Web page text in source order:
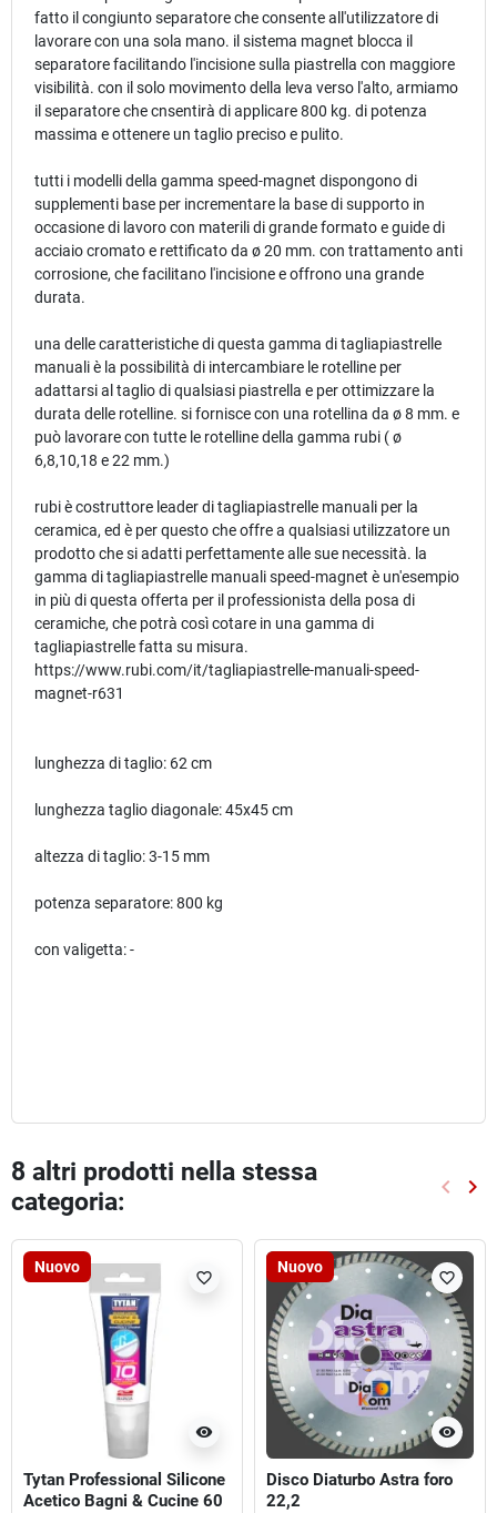
fatto il congiunto separatore che consente all'utilizzatore di
lavorare con una sola mano. il sistema magnet blocca il
separatore facilitando l'incisione sulla piastrella con maggiore
visibilità. con il solo movimento della leva verso l'alto, armiamo
il separatore che cnsentirà di applicare 800 kg. di potenza
massima e ottenere un taglio preciso e pulito.
tutti i modelli della gamma speed-magnet dispongono di
supplementi base per incrementare la base di supporto in
occasione di lavoro con materili di grande formato e guide di
acciaio cromato e rettificato da ø 20 mm. con trattamento anti
corrosione, che facilitano l'incisione e offrono una grande
durata.
una delle caratteristiche di questa gamma di tagliapiastrelle
manuali è la possibilità di intercambiare le rotelline per
adattarsi al taglio di qualsiasi piastrella e per ottimizzare la
durata delle rotelline. si fornisce con una rotellina da ø 8 mm. e
può lavorare con tutte le rotelline della gamma rubi ( ø
6,8,10,18 e 22 mm.)
rubi è costruttore leader di tagliapiastrelle manuali per la
ceramica, ed è per questo che offre a qualsiasi utilizzatore un
prodotto che si adatti perfettamente alle sue necessità. la
gamma di tagliapiastrelle manuali speed-magnet è un'esempio
in più di questa offerta per il professionista della posa di
ceramiche, che potrà così cotare in una gamma di
tagliapiastrelle fatta su misura.
https://www.rubi.com/it/tagliapiastrelle-manuali-speed-
magnet-r631
lunghezza di taglio: 62 cm
lunghezza taglio diagonale: 45x45 cm
altezza di taglio: 3-15 mm
potenza separatore: 800 kg
con valigetta: -
8 altri prodotti nella stessa
categoria:
keyboard_arrow_left keyboard_arrow_right
Nuovo
visibility
favorite_border
Tytan Professional Silicone
Acetico Bagni & Cucine 60
Nuovo
visibility
favorite_border
Disco Diaturbo Astra foro
22,2